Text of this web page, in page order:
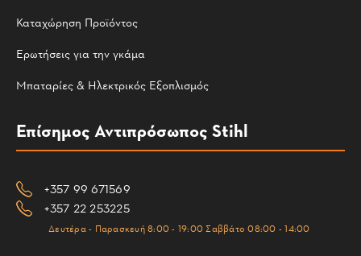
Καταχώρηση Προϊόντος
Ερωτήσεις για την γκάμα
Μπαταρίες & Ηλεκτρικός Εξοπλισμός
Επίσημος Αντιπρόσωπος Stihl
+357 99 671569
+357 22 253225
Δευτέρα - Παρασκευή 8:00 - 19:00 Σαββάτο 08:00 - 14:00